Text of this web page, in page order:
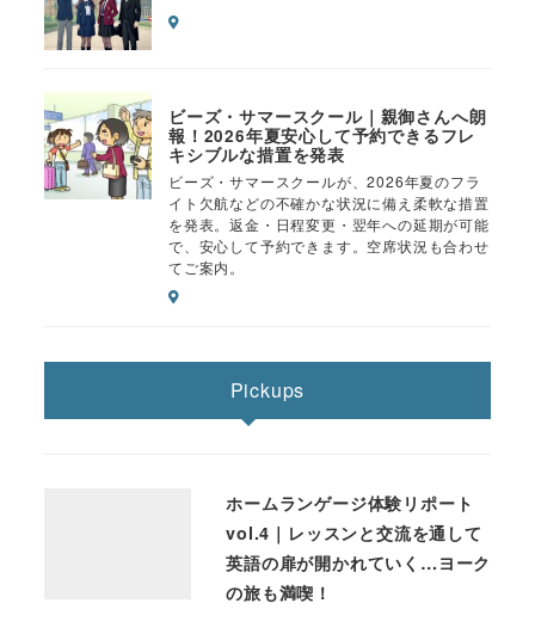
ビーズ・サマースクール｜親御さんへ朗
報！2026年夏安心して予約できるフレ
キシブルな措置を発表
ビーズ・サマースクールが、2026年夏のフラ
イト欠航などの不確かな状況に備え柔軟な措置
を発表。返金・日程変更・翌年への延期が可能
で、安心して予約できます。空席状況も合わせ
てご案内。
Pickups
ホームランゲージ体験リポート
vol.4｜レッスンと交流を通して
英語の扉が開かれていく…ヨーク
の旅も満喫！